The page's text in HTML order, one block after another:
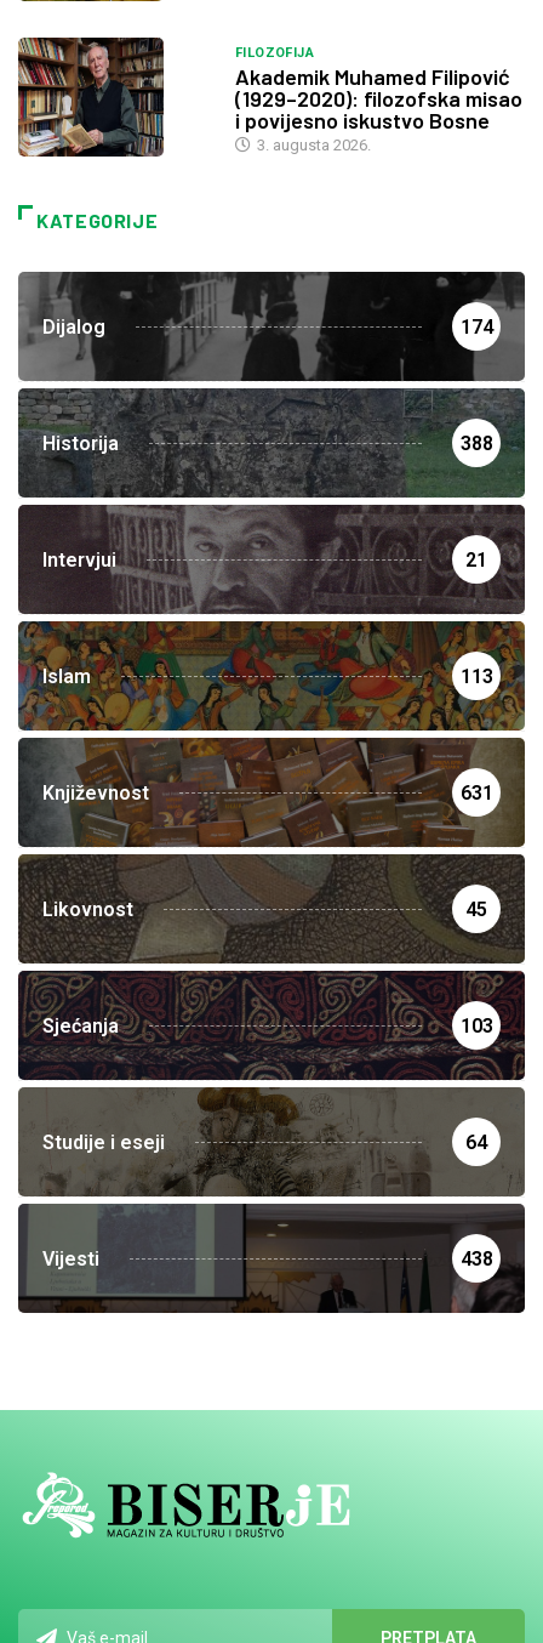
FILOZOFIJA
Akademik Muhamed Filipović
(1929–2020): filozofska misao
i povijesno iskustvo Bosne
3. augusta 2026.
KATEGORIJE
Dijalog 174
Historija 388
Intervjui 21
Islam 113
Književnost 631
Likovnost 45
Sjećanja 103
Studije i eseji 64
Vijesti 438